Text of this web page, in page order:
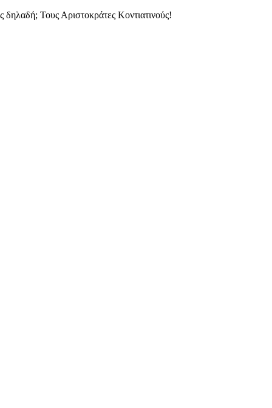
Τους Αριστοκράτες Κοντιατινούς!